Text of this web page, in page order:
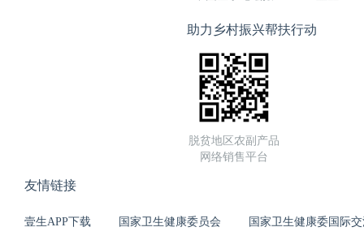
助力乡村振兴帮扶行动
脱贫地区农副产品
网络销售平台
友情链接
壹生APP下载 国家卫生健康委员会 国家卫生健康委国际